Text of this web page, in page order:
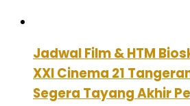
Jadwal Film & HTM
XXI Cinema 21
Segera Tayang Akhir